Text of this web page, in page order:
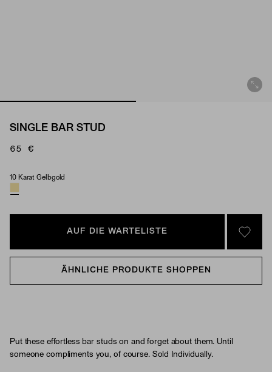
SINGLE BAR STUD
65 €
Material
10 Karat Gelbgold
AUF DIE WARTELISTE
SIGN
ÄHNLICHE PRODUKTE SHOPPEN
Put these effortless bar studs on and forget about them. Until
someone compliments you, of course. Sold Individually.